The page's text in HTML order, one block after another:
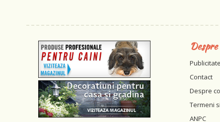
Despre
Publicitate
Contact
Despre
Termeni
ANPC